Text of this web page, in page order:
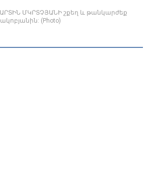
ՄԿՐՏՉՅԱՆԻ շքեղ և թանկարժեք
(Photo)